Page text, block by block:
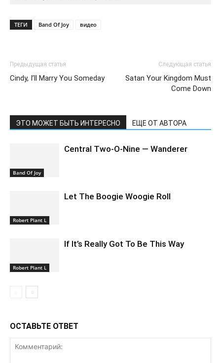
ТЕГИ Band Of Joy видео
Предыдущая статья
Cindy, I’ll Marry You Someday
Следующая статья
Satan Your Kingdom Must
Come Down
ЭТО МОЖЕТ БЫТЬ ИНТЕРЕСНО ЕЩЕ ОТ АВТОРА
Band Of Joy
Central Two-O-Nine — Wanderer
Robert Plant L
Let The Boogie Woogie Roll
Robert Plant L
If It’s Really Got To Be This Way
ОСТАВЬТЕ ОТВЕТ